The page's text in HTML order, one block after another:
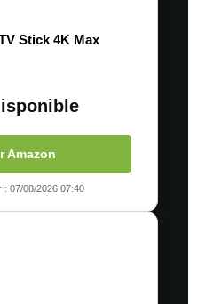
Stick 4K Max
Amazon
: 07/08/2026 07:40